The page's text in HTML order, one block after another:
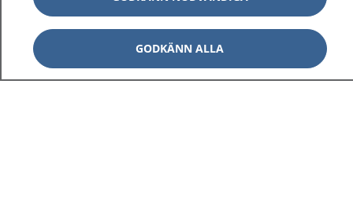
GODKÄNN ALLA